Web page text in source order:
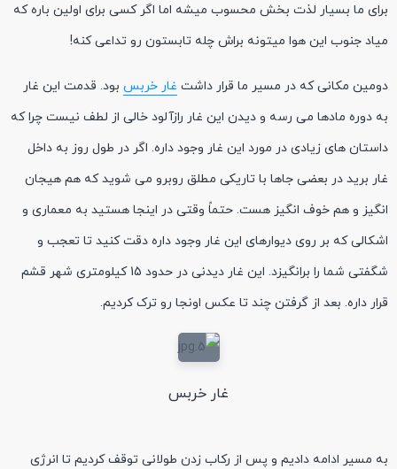
برای ما بسیار لذت بخش محسوب میشه اما اگر کسی برای اولین باره که
میاد جنوب این هوا میتونه براش چله تابستون رو تداعی کنه!
دومین مکانی که در مسیر ما قرار داشت غار خربس بود. قدمت این غار
به دوره مادها می رسه و دیدن این غار رازآلود خالی از لطف نیست چرا که
داستان های زیادی در مورد این غار وجود داره. اگر در طول روز به داخل
غار برید در بعضی جاها با تاریکی مطلق روبرو می شوید که هم هیجان
انگیز و هم خوف انگیز هست. حتماً وقتی در اینجا هستید به معماری و
اشکالی که بر روی دیوارهای این غار وجود داره دقت کنید تا تعجب و
شگفتی شما را برانگیزد. این غار دیدنی در حدود 15 کیلومتری شهر قشم
قرار داره. بعد از گرفتن چند تا عکس اونجا رو ترک کردیم.
غار خربس
به مسیر ادامه دادیم و پس از رکاب زدن طولانی توقف کردیم تا انرژی